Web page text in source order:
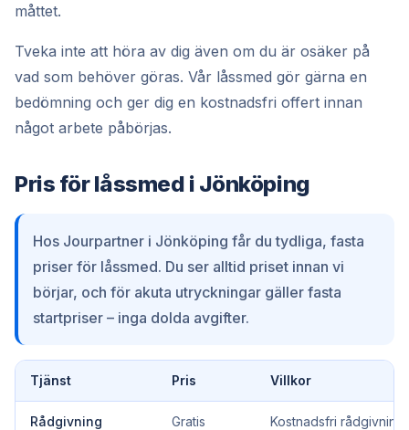
måttet.
Tveka inte att höra av dig även om du är osäker på
vad som behöver göras. Vår låssmed gör gärna en
bedömning och ger dig en kostnadsfri offert innan
något arbete påbörjas.
Pris för låssmed i Jönköping
Hos Jourpartner i Jönköping får du tydliga, fasta
priser för låssmed. Du ser alltid priset innan vi
börjar, och för akuta utryckningar gäller fasta
startpriser – inga dolda avgifter.
Tjänst Pris Villkor
Rådgivning Gratis Kostnadsfri rådgivning.